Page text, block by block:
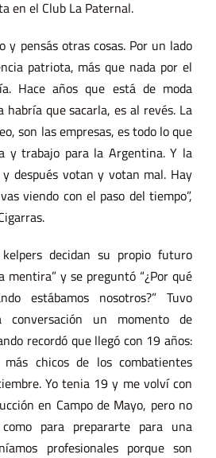
en el Club La Paternal.
y pensás otras cosas. Por un lado
patriota, más que nada por el
Hace años que está de moda
habría que sacarla, es al revés. La
son las empresas, es todo lo que
y trabajo para la Argentina. Y la
después votan y votan mal. Hay
viendo con el paso del tiempo”,
decidan su propio futuro
mentira” y se preguntó “¿Por qué
estábamos nosotros?” Tuvo
un momento de
recordó que llegó con 19 años:
chicos de los combatientes
Yo tenia 19 y me volví con
en Campo de Mayo, pero no
para prepararte para una
profesionales porque son